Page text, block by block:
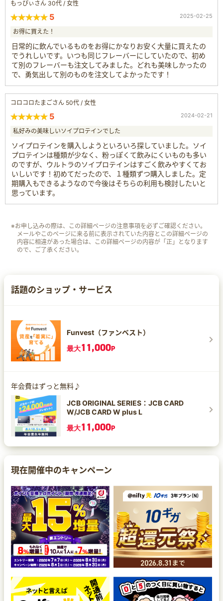
もっぴぃさん 30代 / 女性
5 2025-02-25
お得に買えた！
日常的に飲んでいるものをお得にかなりお安く大量に買えたの
でうれしいです。いつも同じフレーバーにしていたので、初め
て別のフレーバーも注文してみました。どれも美味しかったの
で、勇気出して別のものを注文してよかったです！
コロコロたまごさん 50代 / 女性
5 2024-02-21
私好みの美味しいソイプロテインでした
ソイプロテインを購入しようといろいろ探していました。ソイ
プロテインは種類が少なく、粉っぽくて飲みにくいものも多い
のですが、ウルトラのソイプロテインはすごく飲みやすくてお
いしいです！初めてだったので、１種類ずつ購入しました。定
期購入もできるようなので今後はそちらの利用も検討したいと
思っています。
※お申し込みの際は、この詳細ページの注意事項を必ずご確認ください。
メールやこのページに来る前に表示されていた内容とこの詳細ページの
内容に相違があった場合は、この詳細ページの内容が「正」となります
ので、ご了承ください。
話題のショップ・サービス
Funvest（ファンベスト）
最大11,000P
年会費はずっと無料♪
JCB ORIGINAL SERIES：JCB CARD
W/JCB CARD W plus L
最大11,000P
現在開催中のキャンペーン